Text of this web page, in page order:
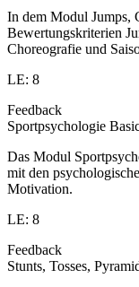
In dem Modul Jumps,
Bewertungskriterien
Choreografie und
LE: 8
Feedback
Sportpsychologie
Das Modul
mit den
Motivation.
LE: 8
Feedback
Stunts, Tosses,